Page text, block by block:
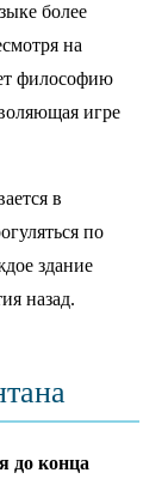
более
на
философию
игре
в
по
здание
назад.
до конца